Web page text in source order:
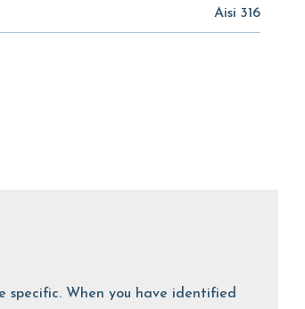
Aisi 316
specific. When you have identified